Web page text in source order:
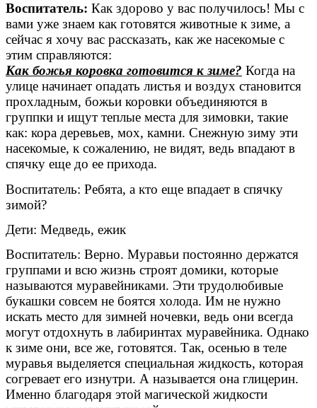
Воспитатель: Как здорово у вас получилось! Мы с
вами уже знаем как готовятся животные к зиме, а
сейчас я хочу вас рассказать, как же насекомые с
этим справляются:
Как божья коровка готовится к зиме? Когда на
улице начинает опадать листья и воздух становится
прохладным, божьи коровки объединяются в
группки и ищут теплые места для зимовки, такие
как: кора деревьев, мох, камни. Снежную зиму эти
насекомые, к сожалению, не видят, ведь впадают в
спячку еще до ее прихода.
Воспитатель: Ребята, а кто еще впадает в спячку
зимой?
Дети: Медведь, ежик
Воспитатель: Верно. Муравьи постоянно держатся
группами и всю жизнь строят домики, которые
называются муравейниками. Эти трудолюбивые
букашки совсем не боятся холода. Им не нужно
искать место для зимней ночевки, ведь они всегда
могут отдохнуть в лабиринтах муравейника. Однако
к зиме они, все же, готовятся. Так, осенью в теле
муравья выделяется специальная жидкость, которая
согревает его изнутри. А называется она глицерин.
Именно благодаря этой магической жидкости